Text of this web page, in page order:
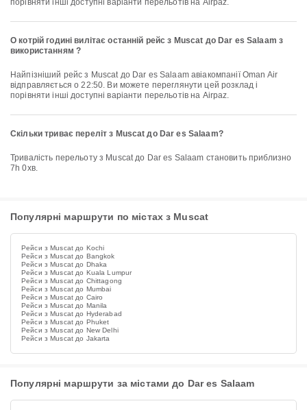
порівняти інші доступні варіанти перельотів на Airpaz.
О котрій годині вилітає останній рейс з Muscat до Dar es Salaam з
використанням ?
Найпізніший рейс з Muscat до Dar es Salaam авіакомпанії Oman Air
відправляється о 22:50. Ви можете переглянути цей розклад і
порівняти інші доступні варіанти перельотів на Airpaz.
Скільки триває переліт з Muscat до Dar es Salaam?
Тривалість перельоту з Muscat до Dar es Salaam становить приблизно
7h 0хв.
Популярні маршрути по містах з Muscat
Рейси з Muscat до Kochi
Рейси з Muscat до Bangkok
Рейси з Muscat до Dhaka
Рейси з Muscat до Kuala Lumpur
Рейси з Muscat до Chittagong
Рейси з Muscat до Mumbai
Рейси з Muscat до Cairo
Рейси з Muscat до Manila
Рейси з Muscat до Hyderabad
Рейси з Muscat до Phuket
Рейси з Muscat до New Delhi
Рейси з Muscat до Jakarta
Популярні маршрути за містами до Dar es Salaam